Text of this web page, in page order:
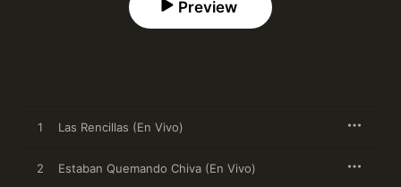
Preview
1 Las Rencillas (En Vivo)
2 Estaban Quemando Chiva (En Vivo)